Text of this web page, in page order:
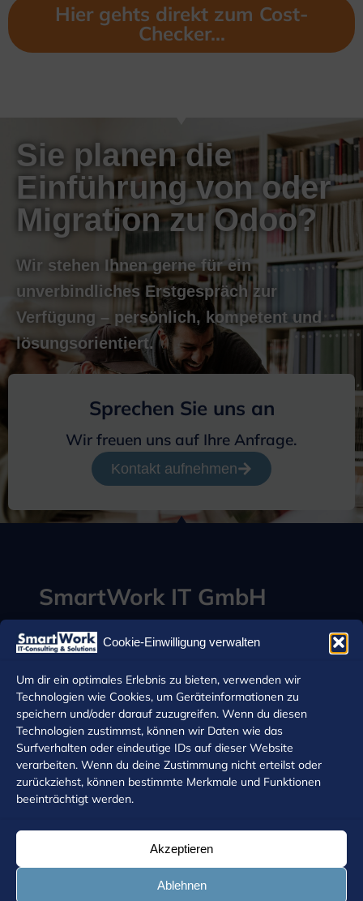
Cookie-Einwilligung verwalten
Um dir ein optimales Erlebnis zu bieten, verwenden wir
Technologien wie Cookies, um Geräteinformationen zu
speichern und/oder darauf zuzugreifen. Wenn du diesen
Technologien zustimmst, können wir Daten wie das
Surfverhalten oder eindeutige IDs auf dieser Website
verarbeiten. Wenn du deine Zustimmung nicht erteilst oder
zurückziehst, können bestimmte Merkmale und Funktionen
beeinträchtigt werden.
Akzeptieren
Ablehnen
Hier gehts direkt zum Cost-
Checker...
Sie planen die
Einführung von oder
Migration zu Odoo?
Wir stehen Ihnen gerne für ein
unverbindliches Erstgespräch zur
Verfügung – persönlich, kompetent und
lösungsorientiert.
Sprechen Sie uns an
Wir freuen uns auf Ihre Anfrage.
Kontakt aufnehmen
SmartWork IT GmbH
Deidesheimer Str. 5
67067 Ludwigshafen
Web:www.smartwork.de
Mail:info@smartwork.de
Tel.:+49 (0) 621 53817-0